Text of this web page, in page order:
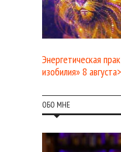
Энергетическая
изобилия» 8
ОБО МНЕ